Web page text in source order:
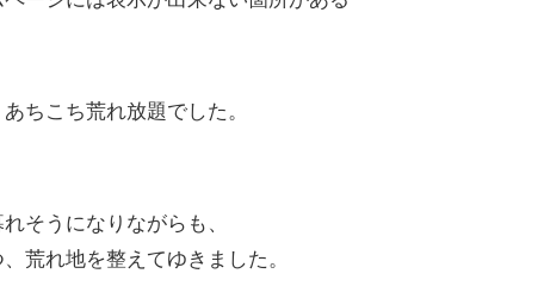
ちこち荒れ放題でした。
そうになりながらも、
荒れ地を整えてゆきました。